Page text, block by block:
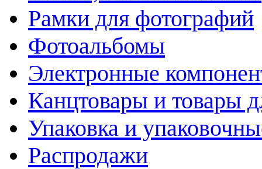
Рамки для фотографий
Фотоальбомы
Электронные
Канцтовары и товары
Упаковка и
Распродажи